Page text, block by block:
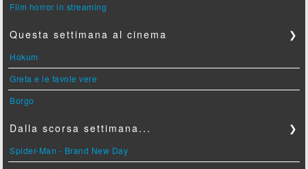
Film horror in streaming
Questa settimana al cinema ❯
Hokum
Greta e le favole vere
Borgo
Dalla scorsa settimana... ❯
Spider-Man - Brand New Day